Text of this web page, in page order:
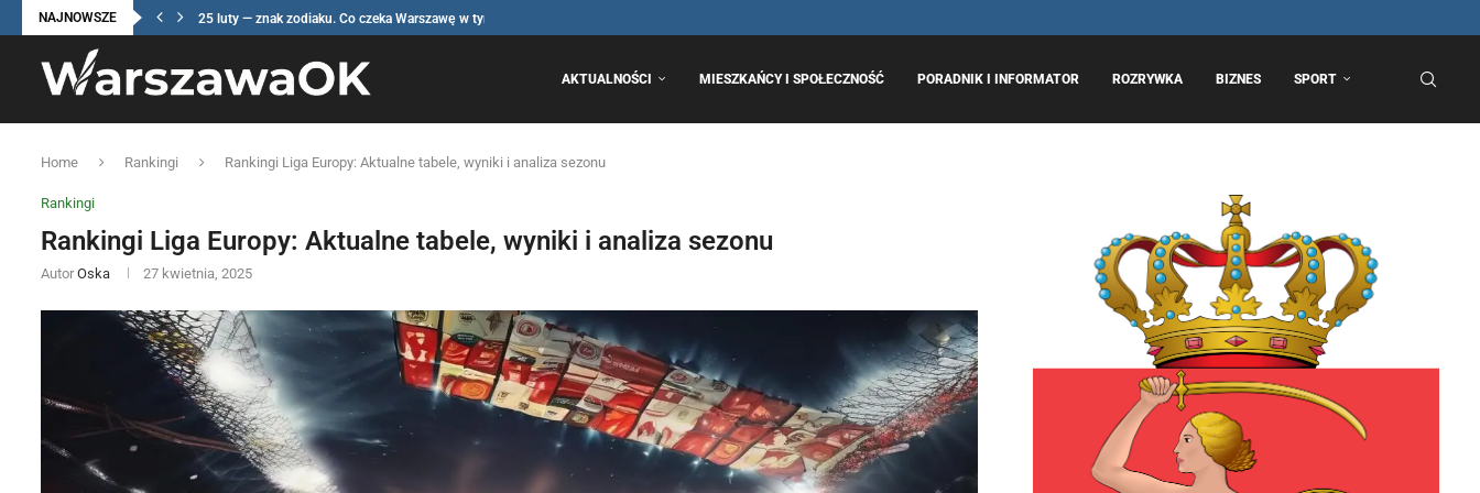
NAJNOWSZE 25 luty — znak zodiaku. Co czeka Warszawę w tym...
AKTUALNOŚCI MIESZKAŃCY I SPOŁECZNOŚĆ PORADNIK I INFORMATOR ROZRYWKA BIZNES SPORT
Home Rankingi Rankingi Liga Europy: Aktualne tabele, wyniki i analiza sezonu
Rankingi
Rankingi Liga Europy: Aktualne tabele, wyniki i analiza sezonu
Autor Oska 27 kwietnia, 2025